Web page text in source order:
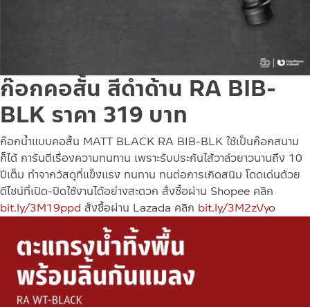
ก๊อกคอสั้น สีดำด้าน RA BIB-
BLK ราคา 319 บาท
ก๊อกน้ำแบบคอสั้น MATT BLACK RA BIB-BLK ใช้เป็นก๊อกสนาม
ก็ได้ การันตีเรื่องความทนทาน เพราะรับประกันไส้วาล์วยาวนานถึง 10
ปีเต็ม ทำจากวัสดุที่แข็งแรง ทนทาน ทนต่อการเกิดสนิม โดดเด่นด้วย
ดีไซน์ที่เปิด-ปิดใช้งานได้อย่างสะดวก สั่งซื้อผ่าน Shopee คลิก
bit.ly/3M19ppd สั่งซื้อผ่าน Lazada คลิก bit.ly/3M2zVyo